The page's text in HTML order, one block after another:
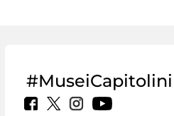
#MuseiCapitolini